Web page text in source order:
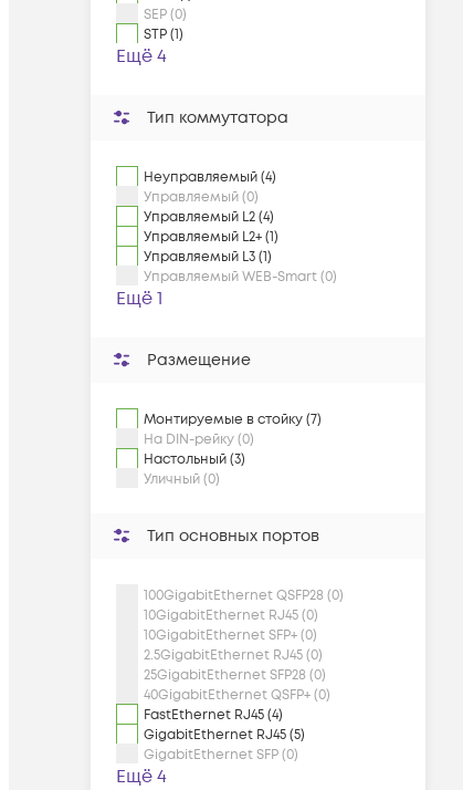
SEP (0)
STP (1)
Ещё 4
Тип коммутатора
Неуправляемый (4)
Управляемый (0)
Управляемый L2 (4)
Управляемый L2+ (1)
Управляемый L3 (1)
Управляемый WEB-Smart (0)
Ещё 1
Размещение
Монтируемые в стойку (7)
На DIN-рейку (0)
Настольный (3)
Уличный (0)
Тип основных портов
100GigabitEthernet QSFP28 (0)
10GigabitEthernet RJ45 (0)
10GigabitEthernet SFP+ (0)
2.5GigabitEthernet RJ45 (0)
25GigabitEthernet SFP28 (0)
40GigabitEthernet QSFP+ (0)
FastEthernet RJ45 (4)
GigabitEthernet RJ45 (5)
GigabitEthernet SFP (0)
Ещё 4